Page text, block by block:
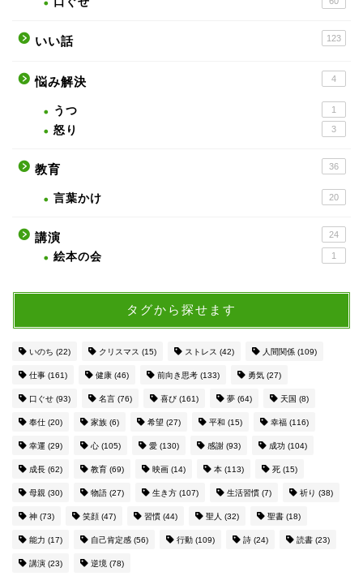
いい話 123
悩み解決 4
うつ 1
怒り 3
教育 36
言葉かけ 20
講演 24
絵本の会 1
タグから探せます
いのち (22) クリスマス (15) ストレス (42) 人間関係 (109)
仕事 (161) 健康 (46) 前向き思考 (133) 勇気 (27)
口ぐせ (93) 名言 (76) 喜び (161) 夢 (64) 天国 (8)
奉仕 (20) 家族 (6) 希望 (27) 平和 (15) 幸福 (116)
幸運 (29) 心 (105) 愛 (130) 感謝 (93) 成功 (104)
成長 (62) 教育 (69) 映画 (14) 本 (113) 死 (15)
母親 (30) 物語 (27) 生き方 (107) 生活習慣 (7) 祈り (38)
神 (73) 笑顔 (47) 習慣 (44) 聖人 (32) 聖書 (18)
能力 (17) 自己肯定感 (56) 行動 (109) 詩 (24) 読書 (23)
講演 (23) 逆境 (78)